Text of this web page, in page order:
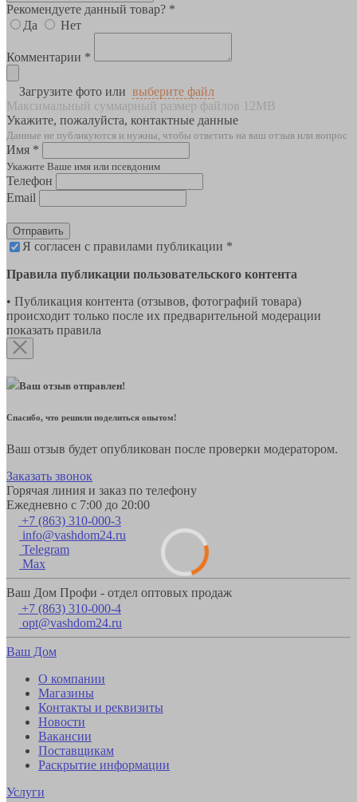
Рекомендуете данный товар? *
Да
Нет
Комментарии *
Загрузите фото или выберите файл
Максимальный суммарный размер файлов 12MB
Укажите, пожалуйста, контактные данные
Данные не публикуются и нужны, чтобы ответить на ваш отзыв или вопрос
Имя *
Укажите Ваше имя или псевдоним
Телефон
Email
Отправить
Я согласен с правилами публикации *
Правила публикации пользовательского контента
• Публикация контента (отзывов, фотографий товара)
происходит только после их предварительной модерации
показать правила
Ваш отзыв отправлен!
Спасибо, что решили поделиться опытом!
Ваш отзыв будет опубликован после проверки модератором.
Заказать звонок
Горячая линия и заказ по телефону
Ежедневно с 7:00 до 20:00
+7 (863) 310-000-3
info@vashdom24.ru
Telegram
Max
Ваш Дом Профи - отдел оптовых продаж
+7 (863) 310-000-4
opt@vashdom24.ru
Ваш Дом
О компании
Магазины
Контакты и реквизиты
Новости
Вакансии
Поставщикам
Раскрытие информации
Услуги